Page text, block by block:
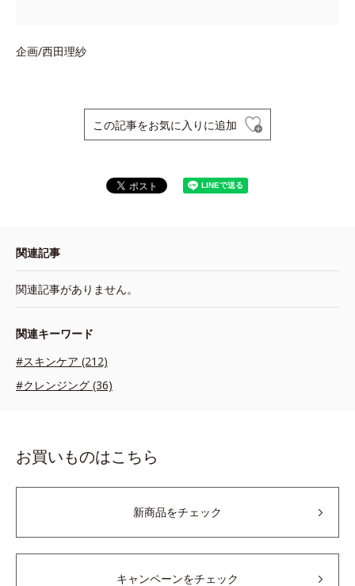
企画/西田理紗
この記事をお気に入りに追加
関連記事
関連記事がありません。
関連キーワード
#スキンケア (212)
#クレンジング (36)
お買いものはこちら
新商品をチェック
キャンペーンをチェック